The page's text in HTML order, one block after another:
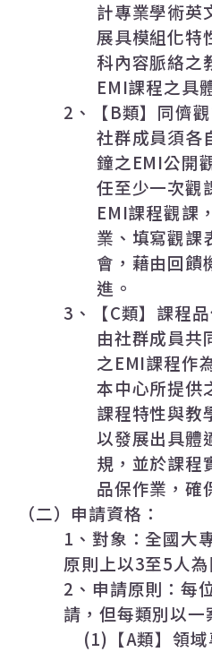
計專業學術英
展具模組化特
科內容脈絡之
EMI課程之具
2 、【B類】同儕
社群成員須各
鐘之EMI公開
任至少一次觀
EMI課程觀課
業、填寫觀課
會，藉由回饋
進。
3 、【C類】課程品
由社群成員共
之EMI課程作
本中心所提供
課程特性與教
以發展出具體
規，並於課程
品保作業，確
（二）申請資格：
1 、對象：全國大
原則上以3至5人為
2 、申請原則：每
請，但每類別以一
(1) 【A類】領域